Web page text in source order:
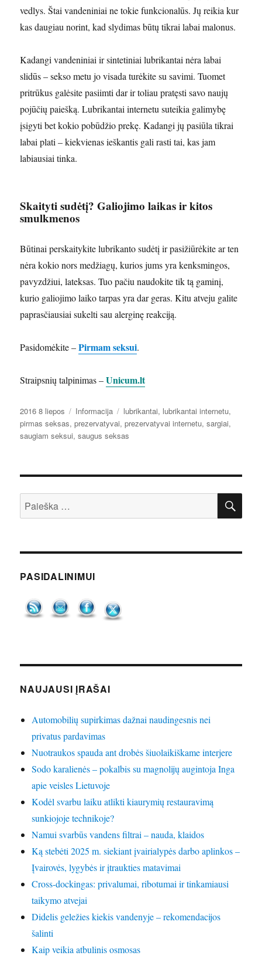
vedlys. Štai vandeniniai ne tokie funkcionalūs. Jų reikia kur
kas daugiau norint, kad slydimas būtų tikrai labai malonus.
Kadangi vandeniniai ir sintetiniai lubrikantai nėra labai
slidūs – sekso metu jo visada turėkite su savimi. Tuomet
pritrūkus galėsite pasiimti dar ir toliau pratęsti savo naujų
pojūčių paiešką. Lubrikantai internetu suteikia galimybę
įsigyti bet kokio pobūdžio prekę. Kadangi jų pasiūla tikrai
labai plati – kiekvienas ieškantis gali rasti tai, kas jam
labiausiai tinka.
Skaityti sudėtį? Galiojimo laikas ir kitos
smulkmenos
Būtinai perskaitykite lubrikanto sudėtį ir pasižiūrėkite ar ten
nėra kokio nors medžiagų, kurios jums yra kenksmingos,
pavyzdžiui, lateksas. Tuo pačiu naudokite tik tą gaminį,
kurio galiojimo laiko tarpas yra dar geras. Kitu atveju galite
paprasčiausiai sukelti sau alerginę reakciją.
Pasidomėkite –Pirmam seksui.
Straipsnių talpinimas –Unicum.lt
Paskelbta
2016 8 liepos Kategorijos
Informacija Žymos
lubrikantai, lubrikantai internetu,
pirmas seksas,prezervatyvai,prezervatyvai internetu,sargiai,
saugiam seksui,saugus seksas
Ieškoti:
PASIDALINIMUI
NAUJAUSI ĮRAŠAI
Automobilių supirkimas dažnai naudingesnis nei
privatus pardavimas
Nuotraukos spauda ant drobės šiuolaikiškame interjere
Sodo karalienės – pokalbis su magnolijų augintoja Inga
apie veisles Lietuvoje
Kodėl svarbu laiku atlikti kiaurymių restauravimą
sunkiojoje technikoje?
Namui svarbūs vandens filtrai – nauda, klaidos
Ką stebėti 2025 m. siekiant įvairialypės darbo aplinkos –
Įvairovės, lygybės ir įtraukties matavimai
Cross-dockingas: privalumai, ribotumai ir tinkamiausi
taikymo atvejai
Didelis geležies kiekis vandenyje – rekomendacijos
šalinti
Kaip veikia atbulinis osmosas